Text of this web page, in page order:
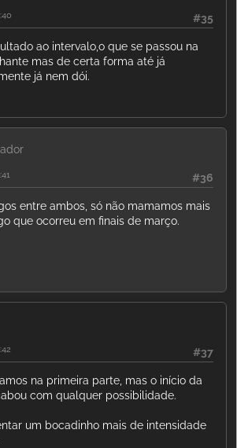
#35
ao intervalo,o que se passou na
mas de certa forma até já
já nem dói.
#36
entre ambos, só não mamamos mais
que ocorreu em finais de março.
#37
na primeira parte, mas o início da
com qualquer possibilidade.
um bocadinho mais de intensidade